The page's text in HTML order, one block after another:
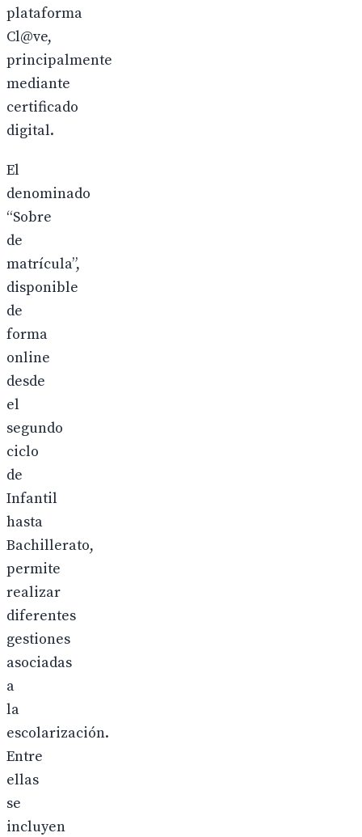
plataforma
Cl@ve,
principalmente
mediante
certificado
digital.
El
denominado
“Sobre
de
matrícula”,
disponible
de
forma
online
desde
el
segundo
ciclo
de
Infantil
hasta
Bachillerato,
permite
realizar
diferentes
gestiones
asociadas
a
la
escolarización.
Entre
ellas
se
incluyen